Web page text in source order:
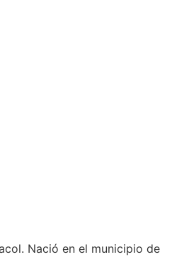
Nació en el municipio de